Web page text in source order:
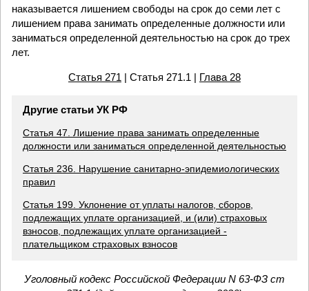
наказывается лишением свободы на срок до семи лет с
лишением права занимать определенные должности или
заниматься определенной деятельностью на срок до трех
лет.
Статья 271 | Статья 271.1 | Глава 28
Другие статьи УК РФ
Статья 47. Лишение права занимать определенные
должности или заниматься определенной деятельностью
Статья 236. Нарушение санитарно-эпидемиологических
правил
Статья 199. Уклонение от уплаты налогов, сборов,
подлежащих уплате организацией, и (или) страховых
взносов, подлежащих уплате организацией -
плательщиком страховых взносов
Уголовный кодекс Российской Федерации N 63-ФЗ ст